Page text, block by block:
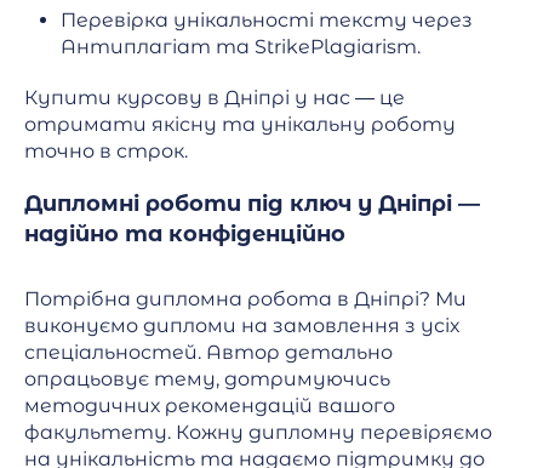
Перевірка унікальності тексту через
Антиплагіат та StrikePlagiarism.
Купити курсову в Дніпрі у нас — це
отримати якісну та унікальну роботу
точно в строк.
Дипломні роботи під ключ у Дніпрі —
надійно та конфіденційно
Потрібна дипломна робота в Дніпрі? Ми
виконуємо дипломи на замовлення з усіх
спеціальностей. Автор детально
опрацьовує тему, дотримуючись
методичних рекомендацій вашого
факультету. Кожну дипломну перевіряємо
на унікальність та надаємо підтримку до